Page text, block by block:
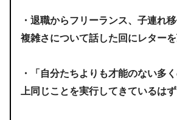
・退職からフリーランス、子連れ
複雑さについて話した回にレターを
・「自分たちよりも才能のない多
上同じことを実行してきているはず